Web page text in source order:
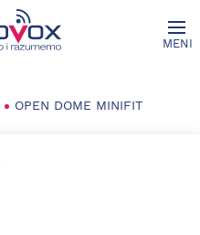
MENI
OPEN DOME MINIFIT